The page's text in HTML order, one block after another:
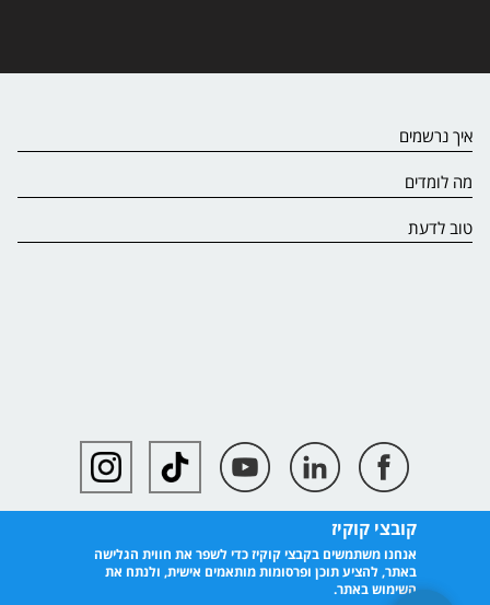
קובצי קוקיז
אנחנו משתמשים בקבצי קוקיז כדי לשפר את חווית הגלישה
באתר, להציע תוכן ופרסומות מותאמים אישית, ולנתח את
השימוש באתר.
איך נרשמים
מה לומדים
טוב לדעת